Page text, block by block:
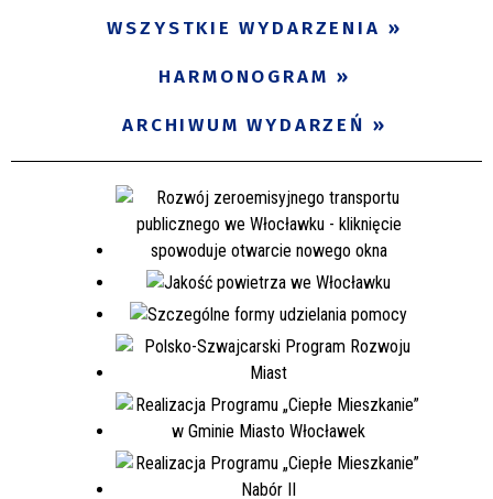
WSZYSTKIE WYDARZENIA
HARMONOGRAM
ARCHIWUM WYDARZEŃ